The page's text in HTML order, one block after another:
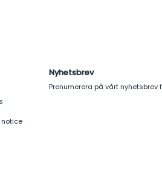
notice
Nyhetsbrev
Prenumerera på vårt